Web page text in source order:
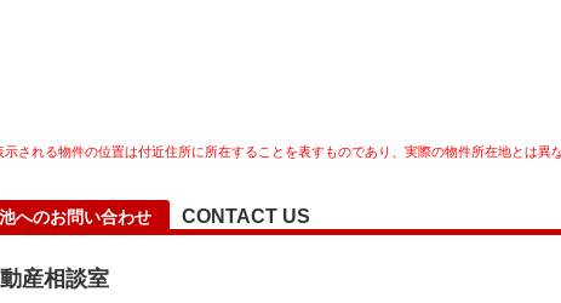
される物件の位置は付近住所に所在することを表すものであり、実際の物件所在地とは異
へのお問い合わせ CONTACT US
産相談室